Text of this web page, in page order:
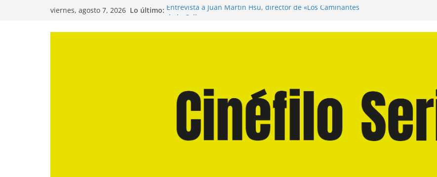
viernes, agosto 7, 2026 Lo último: Entrevista a Juan Martín Hsu, director de «Los Caminantes